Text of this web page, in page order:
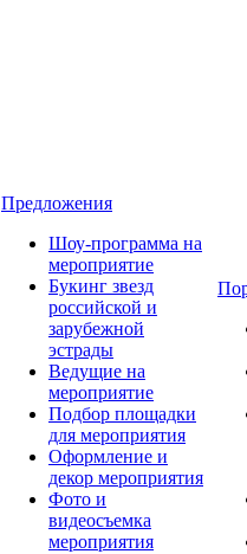
Предложения
Шоу-программа на
мероприятие
Букинг звезд
российской и
зарубежной
эстрады
Ведущие на
мероприятие
Подбор площадки
для мероприятия
Оформление и
декор мероприятия
Фото и
видеосъемка
мероприятия